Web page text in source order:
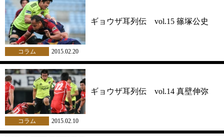
ギョウザ耳列伝 vol.15 篠塚公史
コラム 2015.02.20
ギョウザ耳列伝 vol.14 真壁伸弥
コラム 2015.02.10